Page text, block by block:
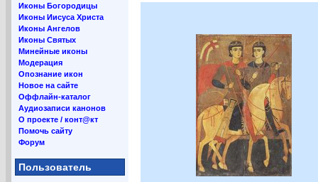
Иконы Богородицы
Иконы Иисуса Христа
Иконы Ангелов
Иконы Святых
Минейные иконы
Модерация
Опознание икон
Новое на сайте
Оффлайн-каталог
Аудиозаписи канонов
О проекте / конт@кт
Помочь сайту
Форум
Пользователь